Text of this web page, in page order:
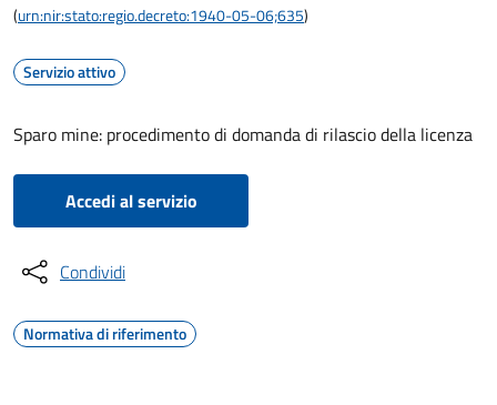
(urn:nir:stato:regio.decreto:1940-05-06;635)
Servizio attivo
Sparo mine: procedimento di domanda di rilascio della licenza
Accedi al servizio
Condividi
Normativa di riferimento